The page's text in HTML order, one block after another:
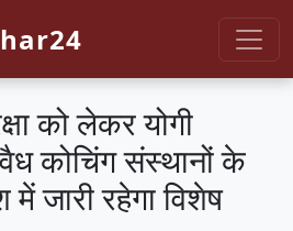
को लेकर योगी
कोचिंग संस्थानों के
जारी रहेगा विशेष